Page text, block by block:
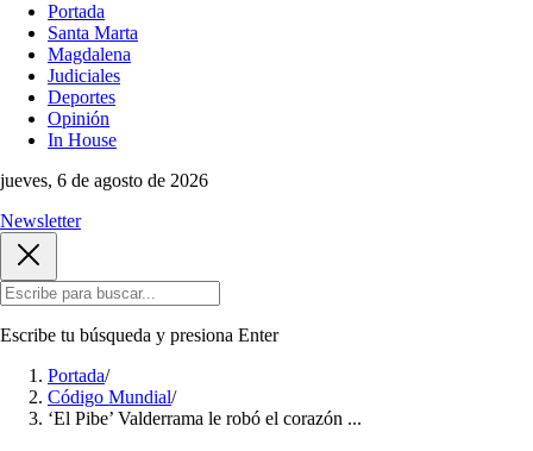
Portada
Santa Marta
Magdalena
Judiciales
Deportes
Opinión
In House
jueves, 6 de agosto de 2026
Newsletter
Escribe tu búsqueda y presiona Enter
Portada/
Código Mundial/
‘El Pibe’ Valderrama le robó el corazón ...